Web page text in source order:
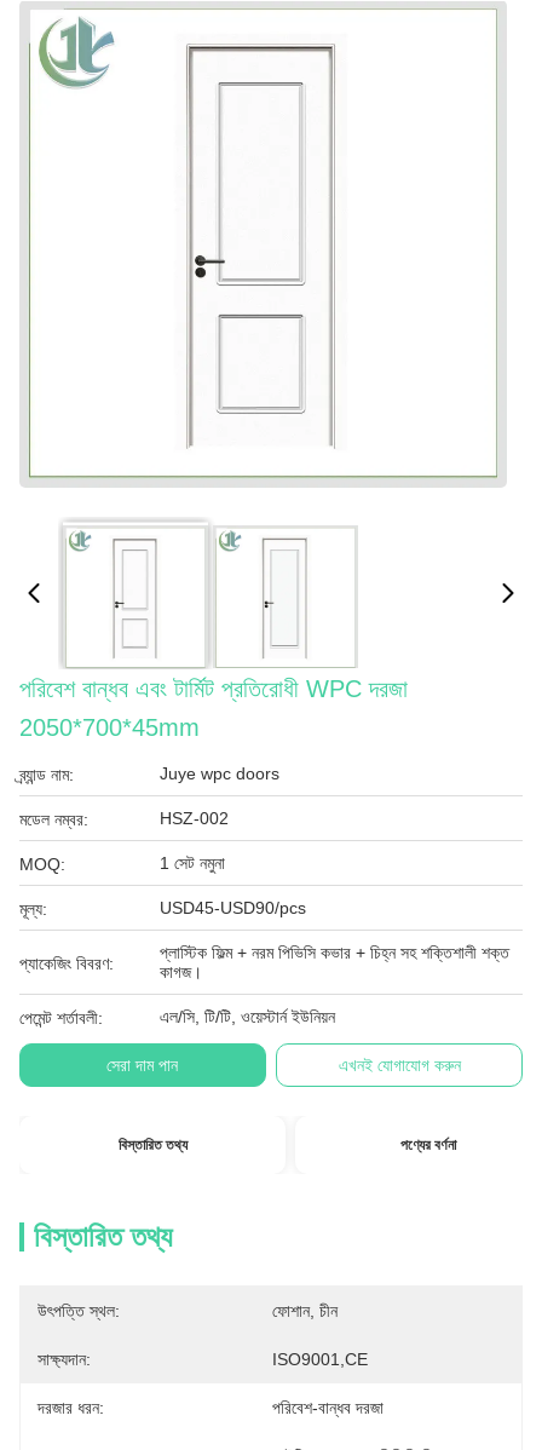
পরিবেশ বান্ধব এবং টার্মিট প্রতিরোধী WPC দরজা
2050*700*45mm
ব্র্যান্ড নাম: Juye wpc doors
মডেল নম্বর: HSZ-002
MOQ: 1 সেট নমুনা
মূল্য: USD45-USD90/pcs
প্যাকেজিং বিবরণ:
প্লাস্টিক ফিল্ম + নরম পিভিসি কভার + চিহ্ন সহ শক্তিশালী শক্ত
কাগজ।
পেমেন্ট শর্তাবলী: এল/সি, টি/টি, ওয়েস্টার্ন ইউনিয়ন
সেরা দাম পান এখনই যোগাযোগ করুন
বিস্তারিত তথ্য পণ্যের বর্ণনা
বিস্তারিত তথ্য
উৎপত্তি স্থল: ফোশান, চীন
সাক্ষ্যদান: ISO9001,CE
দরজার ধরন: পরিবেশ-বান্ধব দরজা